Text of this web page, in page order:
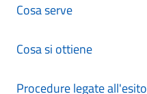
Cosa serve
Cosa si ottiene
Procedure legate all'esito